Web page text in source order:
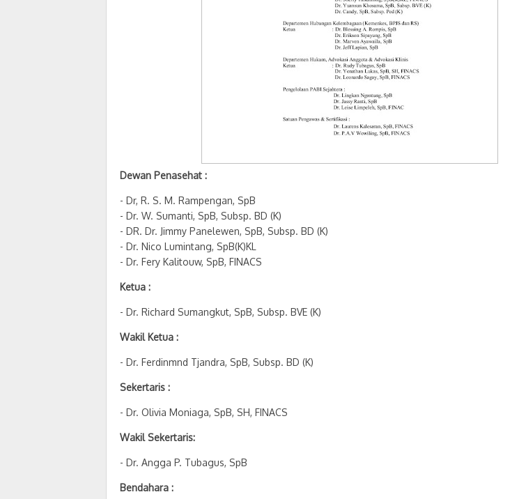
Dewan Penasehat :
- Dr, R. S. M. Rampengan, SpB
- Dr. W. Sumanti, SpB, Subsp. BD (K)
- DR. Dr. Jimmy Panelewen, SpB, Subsp. BD (K)
- Dr. Nico Lumintang, SpB(K)KL
- Dr. Fery Kalitouw, SpB, FINACS
Ketua :
- Dr. Richard Sumangkut, SpB, Subsp. BVE (K)
Wakil Ketua :
- Dr. Ferdinmnd Tjandra, SpB, Subsp. BD (K)
Sekertaris :
- Dr. Olivia Moniaga, SpB, SH, FINACS
Wakil Sekertaris:
- Dr. Angga P. Tubagus, SpB
Bendahara :